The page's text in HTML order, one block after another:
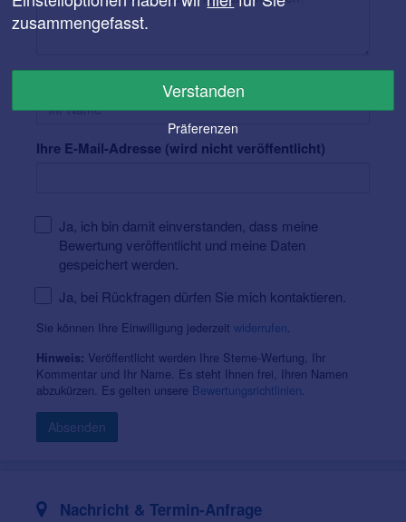
Ihre E-Mail-Adresse (wird nicht veröffentlicht)
Ja, ich bin damit einverstanden, dass meine
Bewertung veröffentlicht und meine Daten
gespeichert werden.
Ja, bei Rückfragen dürfen Sie mich kontaktieren.
Sie können Ihre Einwilligung jederzeit widerrufen.
Hinweis: Veröffentlicht werden Ihre Sterne-Wertung, Ihr
Kommentar und Ihr Name. Es steht Ihnen frei, Ihren Namen
abzukürzen. Es gelten unsere Bewertungsrichtlinien.
Absenden
Nachricht & Termin-Anfrage
zusammengefasst.
Verstanden
Präferenzen